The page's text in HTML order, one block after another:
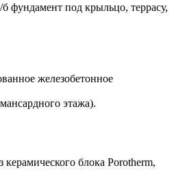
под крыльцо, террасу,
железобетонное
этажа).
блока Porotherm,